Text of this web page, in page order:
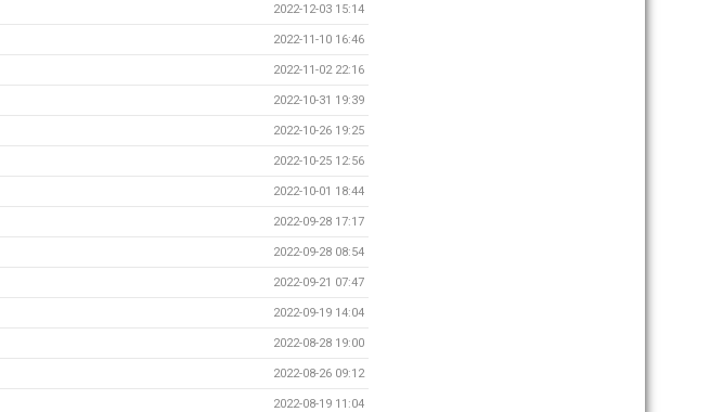
2022-12-03 15:14
2022-11-10 16:46
2022-11-02 22:16
2022-10-31 19:39
2022-10-26 19:25
2022-10-25 12:56
2022-10-01 18:44
2022-09-28 17:17
2022-09-28 08:54
2022-09-21 07:47
2022-09-19 14:04
2022-08-28 19:00
2022-08-26 09:12
2022-08-19 11:04